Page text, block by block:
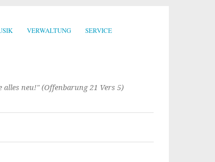
VERWALTUNG
SERVICE
alles neu!" (Offenbarung 21 Vers 5)